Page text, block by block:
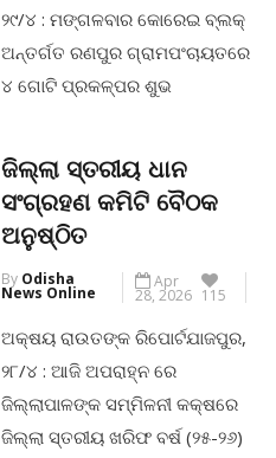
୨୯/୪ : ମଙ୍ଗଳବାର କୋରେଇ ବ୍ଲକ୍
ଅନ୍ତର୍ଗତ ରଣପୁର ଗ୍ରାମପଂଚାୟତରେ
୪ ଗୋଟି ପ୍ରକଳ୍ପର ଶୁଭ
ପ୍ରକଳ୍ପର ଶୁଭ ଉଦ୍‌ଘାଟନ କରିଥିଲେ
କୋରେଇର ମାନ୍ୟବର ବିଧାୟକ ତଥା
ଯାଜପୁର ଜିଲ୍ଲା ଯୋଜନା ବୋର୍ଡର
ଅଧ୍ୟକ୍ଷ ଶ୍ରୀଯୁକ୍ତ ଆକାଶ
ଦାସନାୟକ ।ମଙ୍ଗଳବାର ସକାଳ ୧୦
ଶ୍ରୀ ଦାସନାୟକଙ୍କୁ କର୍ମୀମାନେ ଏକ
ବିଶାଳ ମଟର ସାଇକେଲ
ଶୋଭାଯାତ୍ରାରେ ରଣପୁର ଛକ ଠାରୁ ମା’
ଜିଲ୍ଲା ସ୍ତରୀୟ ଧାନ
ସଂଗ୍ରହଣ କମିଟି ବୈଠକ
ଅନୁଷ୍ଠିତ
By Odisha
News Online
Apr
28, 2026 115
ଅକ୍ଷୟ ରାଉତଙ୍କ ରିପୋର୍ଟଯାଜପୁର,
୨୮/୪ : ଆଜି ଅପରାହ୍ନ ରେ
ଜିଲ୍ଲାପାଳଙ୍କ ସମ୍ମିଳନୀ କକ୍ଷରେ
ଜିଲ୍ଲା ସ୍ତରୀୟ ଖରିଫ ବର୍ଷ (୨୫-୨୬)